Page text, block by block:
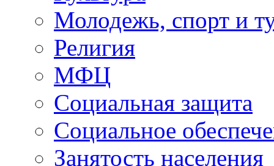
Молодежь, спорт и
Религия
МФЦ
Социальная защита
Социальное
Занятость населения